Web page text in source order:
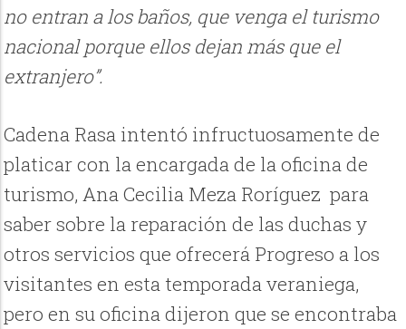
no entran a los baños, que venga el turismo
nacional porque ellos dejan más que el
extranjero”.
Cadena Rasa intentó infructuosamente de
platicar con la encargada de la oficina de
turismo, Ana Cecilia Meza Roríguez para
saber sobre la reparación de las duchas y
otros servicios que ofrecerá Progreso a los
visitantes en esta temporada veraniega,
pero en su oficina dijeron que se encontraba